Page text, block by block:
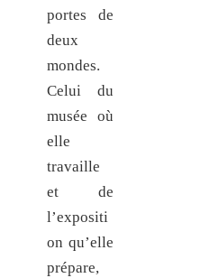
portes de
deux
mondes.
Celui du
musée où
elle
travaille
et de
l’expositi
on qu’elle
prépare,